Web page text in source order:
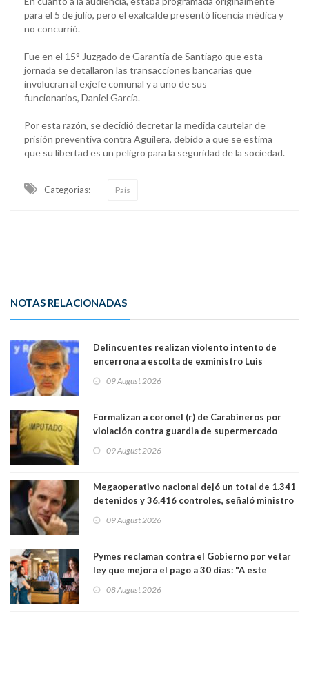
para el 5 de julio, pero el exalcalde presentó licencia médica y
no concurrió.
Fue en el 15° Juzgado de Garantía de Santiago que esta
jornada se detallaron las transacciones bancarias que
involucran al exjefe comunal y a uno de sus
funcionarios, Daniel García.
Por esta razón, se decidió decretar la medida cautelar de
prisión preventiva contra Aguilera, debido a que se estima
que su libertad es un peligro para la seguridad de la sociedad.
Categorias: País
NOTAS RELACIONADAS
Delincuentes realizan violento intento de
encerrona a escolta de exministro Luis
Lo Espejo
09 August 2026
Formalizan a coronel (r) de Carabineros por
violación contra guardia de supermercado
09 August 2026
Megaoperativo nacional dejó un total de 1.341
detenidos y 36.416 controles, señaló ministro
09 August 2026
Pymes reclaman contra el Gobierno por vetar
ley que mejora el pago a 30 días: "A este
medianas empresas"
08 August 2026